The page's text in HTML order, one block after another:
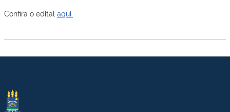
Confira o edital aqui.